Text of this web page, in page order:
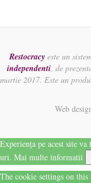
Restocracy este un
independenti, de
martie 2017. Este un
Web
Experiența pe acest site
uri. Mai multe informatii
The cookie settings on